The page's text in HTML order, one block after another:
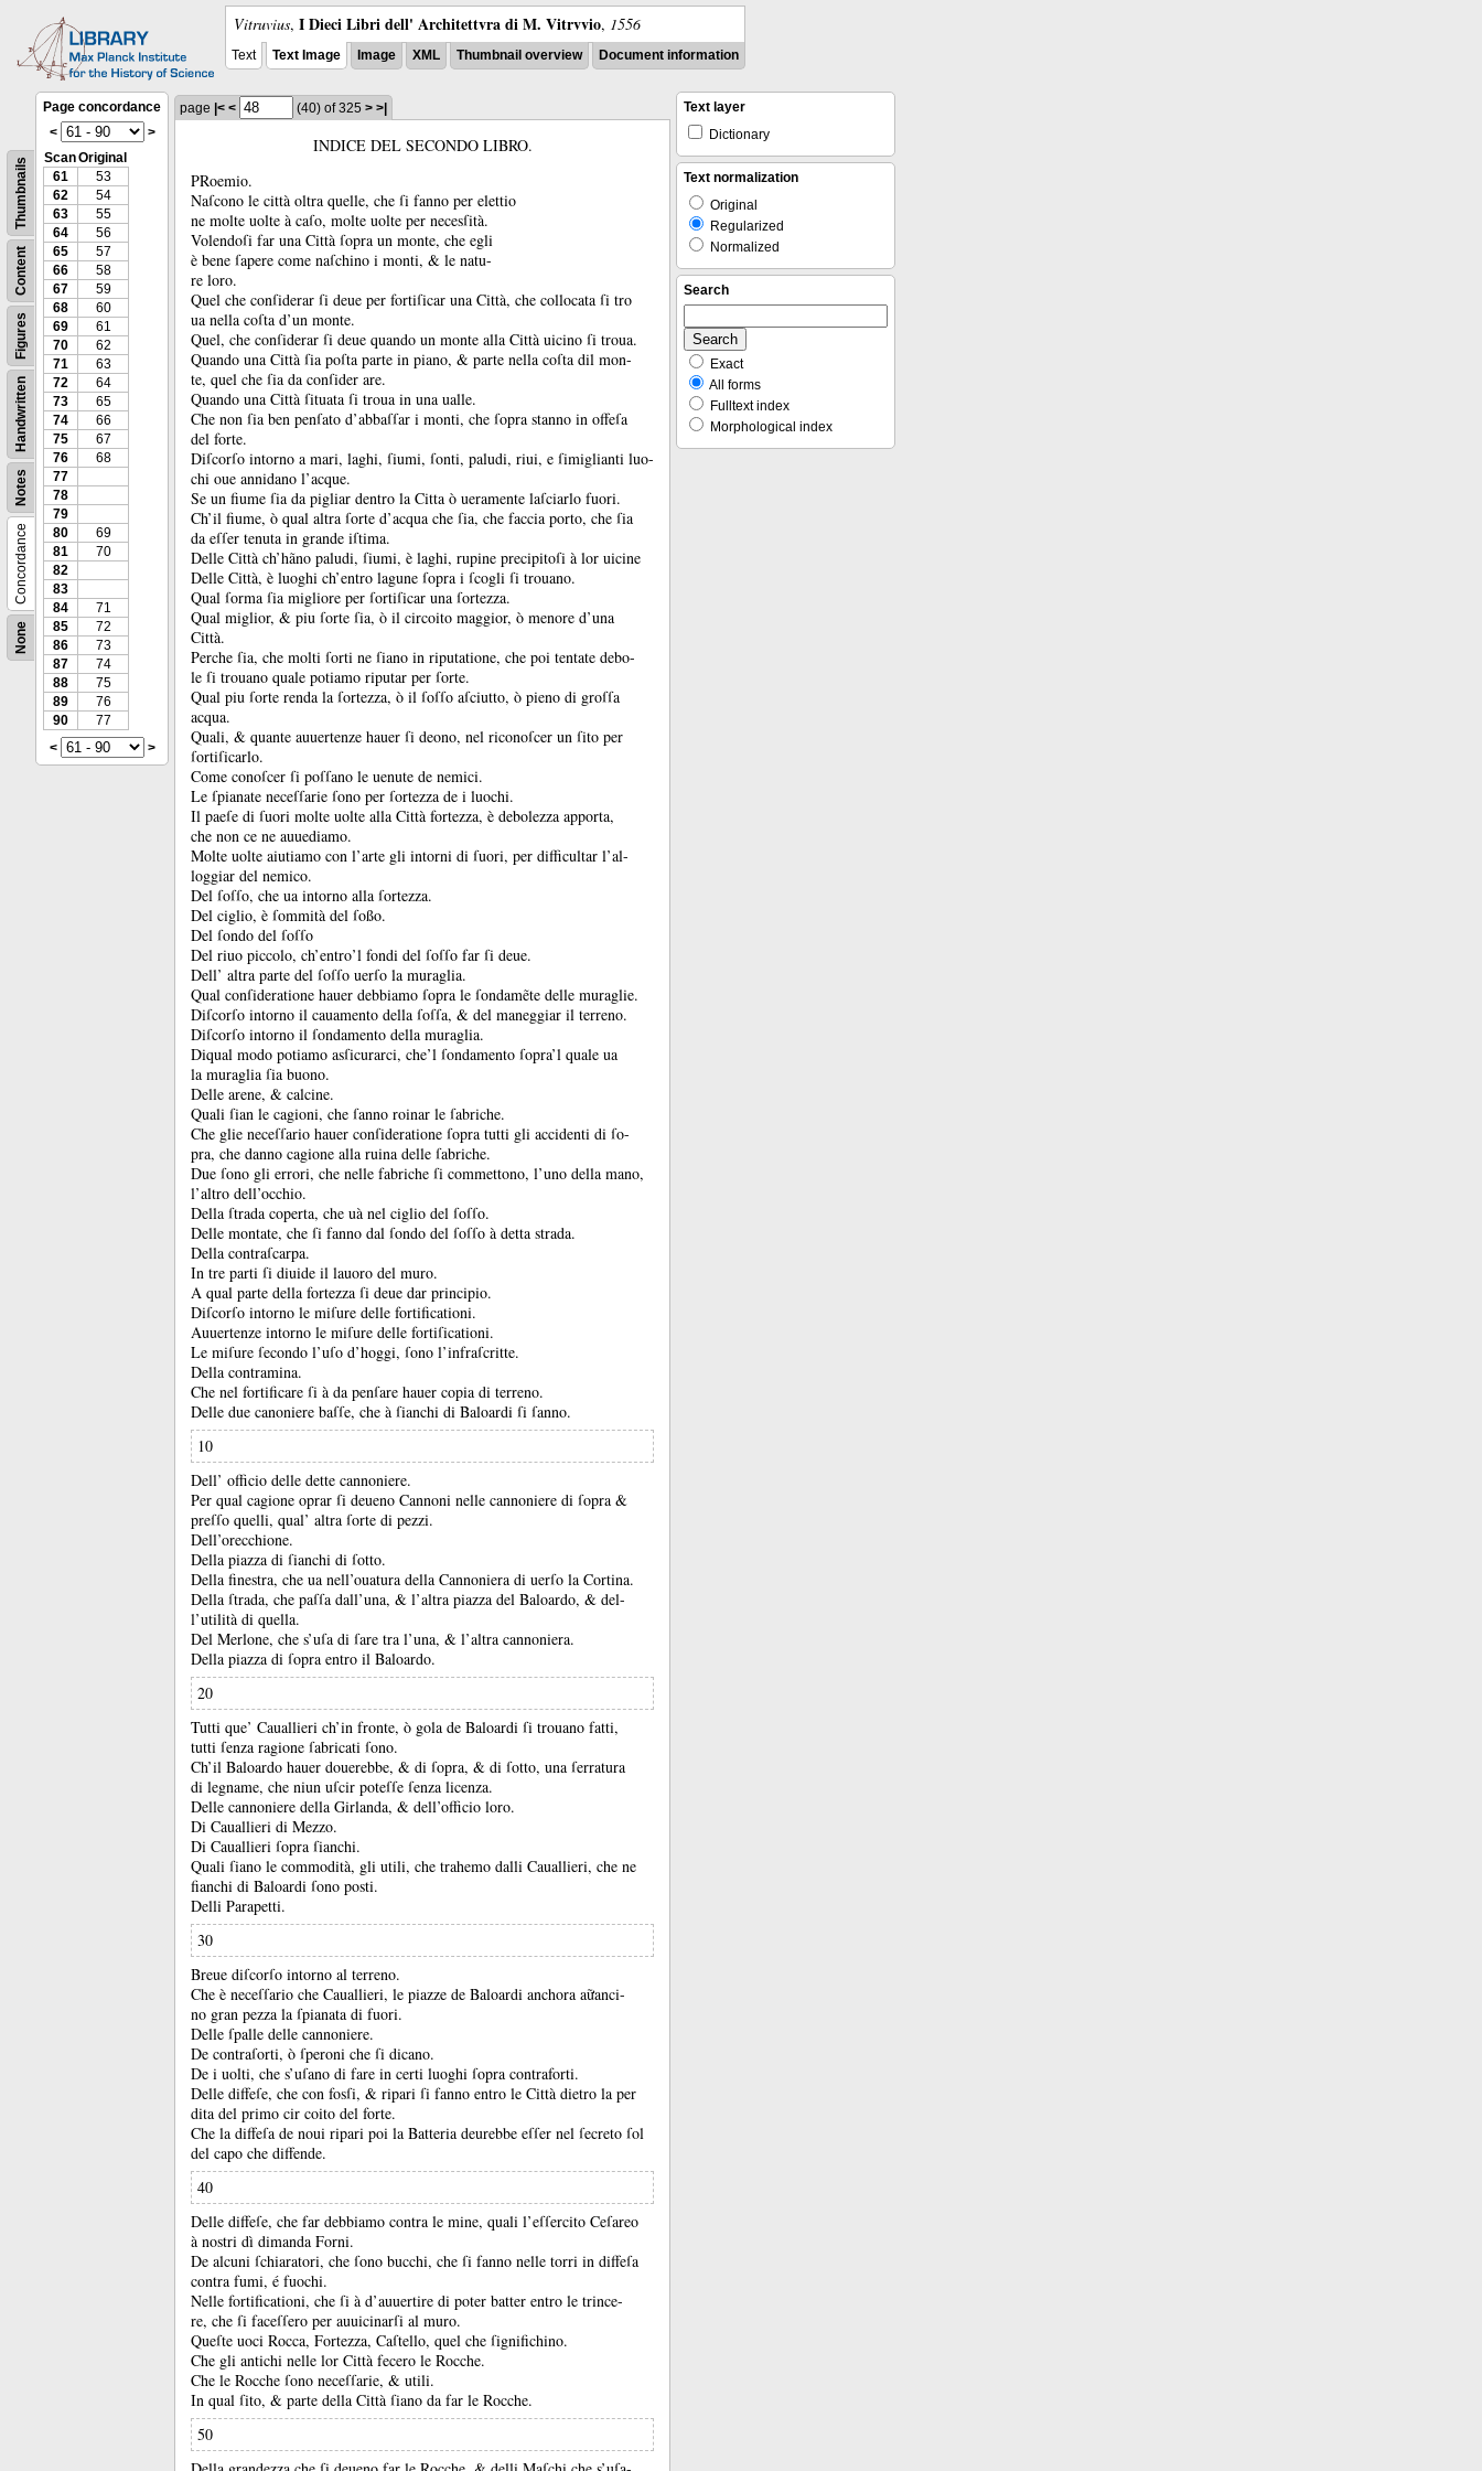
Vitruvius, I Dieci Libri dell' Architettvra di M. Vitrvvio, 1556
Text Text Image Image XML Thumbnail overview Document information
None
Concordance
Notes
Handwritten
Figures
Content
Thumbnails
Page concordance
<
>
ScanOriginal
61
53
62
54
63
55
64
56
65
57
66
58
67
59
68
60
69
61
70
62
71
63
72
64
73
65
74
66
75
67
76
68
77
78
79
80
69
81
70
82
83
84
71
85
72
86
73
87
74
88
75
89
76
90
77
<
>
page |< < (40) of 325 > >|
INDICE DEL SECONDO LIBRO.
PRoemio.
Naſcono le città oltra quelle, che ſi fanno per elettio
ne molte uolte à caſo, molte uolte per necesſità.
Volendoſi far una Città ſopra un monte, che egli
è bene ſapere come naſchino i monti, & le natu-
re loro.
Quel che conſiderar ſi deue per fortiſicar una Città, che collocata ſi tro
ua nella coſta d’un monte.
Quel, che conſiderar ſi deue quando un monte alla Città uicino ſi troua.
Quando una Città ſia poſta parte in piano, & parte nella coſta dil mon-
te, quel che ſia da conſider are.
Quando una Città ſituata ſi troua in una ualle.
Che non ſia ben penſato d’abbaſſar i monti, che ſopra stanno in offeſa
del forte.
Diſcorſo intorno a mari, laghi, ſiumi, ſonti, paludi, riui, e ſimiglianti luo-
chi oue annidano l’acque.
Se un fiume ſia da pigliar dentro la Citta ò ueramente laſciarlo fuori.
Ch’il fiume, ò qual altra ſorte d’acqua che ſia, che faccia porto, che ſia
da eſſer tenuta in grande iſtima.
Delle Città ch’hãno paludi, ſiumi, è laghi, rupine precipitoſi à lor uicine
Delle Città, è luoghi ch’entro lagune ſopra i ſcogli ſi trouano.
Qual ſorma ſia migliore per ſortiſicar una ſortezza.
Qual miglior, & piu ſorte ſia, ò il circoito maggior, ò menore d’una
Città.
Perche ſia, che molti ſorti ne ſiano in riputatione, che poi tentate debo-
le ſi trouano quale potiamo riputar per ſorte.
Qual piu ſorte renda la ſortezza, ò il ſoſſo aſciutto, ò pieno di groſſa
acqua.
Quali, & quante auuertenze hauer ſi deono, nel riconoſcer un ſito per
ſortiſicarlo.
Come conoſcer ſi poſſano le uenute de nemici.
Le ſpianate neceſſarie ſono per ſortezza de i luochi.
Il paeſe di ſuori molte uolte alla Città fortezza, è debolezza apporta,
che non ce ne auuediamo.
Molte uolte aiutiamo con l’arte gli intorni di ſuori, per difficultar l’al-
loggiar del nemico.
Del ſoſſo, che ua intorno alla ſortezza.
Del ciglio, è ſommità del ſoßo.
Del ſondo del ſoſſo
Del riuo piccolo, ch’entro’l fondi del ſoſſo far ſi deue.
Dell’ altra parte del ſoſſo uerſo la muraglia.
Qual conſideratione hauer debbiamo ſopra le ſondamẽte delle muraglie.
Diſcorſo intorno il cauamento della ſoſſa, & del maneggiar il terreno.
Diſcorſo intorno il ſondamento della muraglia.
Diqual modo potiamo asſicurarci, che’l ſondamento ſopra’l quale ua
la muraglia ſia buono.
Delle arene, & calcine.
Quali ſian le cagioni, che ſanno roinar le ſabriche.
Che glie neceſſario hauer conſideratione ſopra tutti gli accidenti di ſo-
pra, che danno cagione alla ruina delle ſabriche.
Due ſono gli errori, che nelle fabriche ſi commettono, l’uno della mano,
l’altro dell’occhio.
Della ſtrada coperta, che uà nel ciglio del ſoſſo.
Delle montate, che ſi fanno dal ſondo del ſoſſo à detta strada.
Della contraſcarpa.
In tre parti ſi diuide il lauoro del muro.
A qual parte della fortezza ſi deue dar principio.
Diſcorſo intorno le miſure delle fortificationi.
Auuertenze intorno le miſure delle fortiſicationi.
Le miſure ſecondo l’uſo d’hoggi, ſono l’infraſcritte.
Della contramina.
Che nel fortificare ſi à da penſare hauer copia di terreno.
Delle due canoniere baſſe, che à ſianchi di Baloardi ſi ſanno.
10
Dell’ officio delle dette cannoniere.
Per qual cagione oprar ſi deueno Cannoni nelle cannoniere di ſopra &
preſſo quelli, qual’ altra ſorte di pezzi.
Dell’orecchione.
Della piazza di ſianchi di ſotto.
Della finestra, che ua nell’ouatura della Cannoniera di uerſo la Cortina.
Della ſtrada, che paſſa dall’una, & l’altra piazza del Baloardo, & del-
l’utilità di quella.
Del Merlone, che s’uſa di ſare tra l’una, & l’altra cannoniera.
Della piazza di ſopra entro il Baloardo.
20
Tutti que’ Cauallieri ch’in fronte, ò gola de Baloardi ſi trouano fatti,
tutti ſenza ragione ſabricati ſono.
Ch’il Baloardo hauer douerebbe, & di ſopra, & di ſotto, una ſerratura
di legname, che niun uſcir poteſſe ſenza licenza.
Delle cannoniere della Girlanda, & dell’officio loro.
Di Cauallieri di Mezzo.
Di Cauallieri ſopra ſianchi.
Quali ſiano le commodità, gli utili, che trahemo dalli Cauallieri, che ne
fianchi di Baloardi ſono posti.
Delli Parapetti.
30
Breue diſcorſo intorno al terreno.
Che è neceſſario che Cauallieri, le piazze de Baloardi anchora aữanci-
no gran pezza la ſpianata di fuori.
Delle ſpalle delle cannoniere.
De contraſorti, ò ſperoni che ſi dicano.
De i uolti, che s’uſano di fare in certi luoghi ſopra contraforti.
Delle diffeſe, che con fosſi, & ripari ſi fanno entro le Città dietro la per
dita del primo cir coito del forte.
Che la diffeſa de noui ripari poi la Batteria deurebbe eſſer nel ſecreto ſol
del capo che diffende.
40
Delle diffeſe, che far debbiamo contra le mine, quali l’eſſercito Ceſareo
à nostri dì dimanda Forni.
De alcuni ſchiaratori, che ſono bucchi, che ſi fanno nelle torri in diffeſa
contra fumi, é fuochi.
Nelle fortificationi, che ſi à d’auuertire di poter batter entro le trince-
re, che ſi faceſſero per auuicinarſi al muro.
Queſte uoci Rocca, Fortezza, Caſtello, quel che ſignifichino.
Che gli antichi nelle lor Città fecero le Rocche.
Che le Rocche ſono neceſſarie, & utili.
In qual ſito, & parte della Città ſiano da far le Rocche.
50
Text layer
Dictionary
Text normalization
Original
Regularized
Normalized
Search
Exact
All forms
Fulltext index
Morphological index